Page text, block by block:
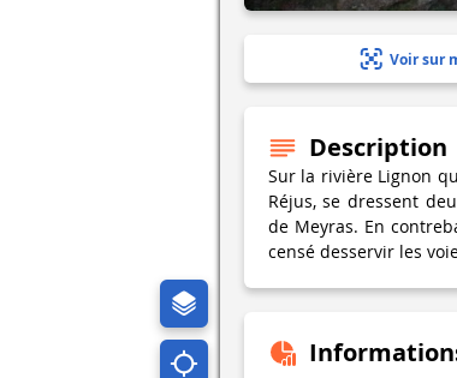
Voir sur
Description
Sur la rivière Lignon
Réjus, se dressent
de Meyras. En
censé desservir les